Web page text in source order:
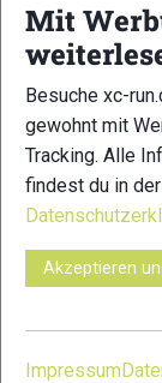
Mit
Besuche xc-
gewohnt mit
Tracking. Alle
findest du in der
Akzeptieren
Impressum